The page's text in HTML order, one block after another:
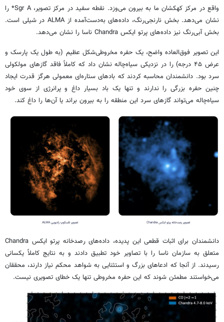
واقع در مرکز کهکشان ما به بیرون می‌وزد. نقطه سفید در مرکز تصویر، Sgr A* را
نشان می‌دهد. بخش نارنجی‌رنگ، داده‌های به‌دست‌آمده از ALMA در شیلی است.
بخش آبی‌رنگ نیز داده‌های پرتو ایکس Chandra ناسا را نشان می‌دهد.
این تصویر فوق‌العاده واضح، یک حفره مخروطی‌شکل عظیم (به طول یک پارسک و
عرض ۴۵ درجه) را در نزدیکی سیاه‌چاله نشان داد که کاملاً فاقد گازهای مولکولی
سرد بود. دانشمندان محاسبه کردند که بادهای ستاره‌ای معمولی هرگز قدرت ایجاد
چنین حفره بزرگی را ندارند و تنها یک باد بسیار داغ و پرانرژی از سوی خود
سیاه‌چاله می‌تواند گازهای سرد این منطقه را به بیرون براند یا آن‌ها را داغ کند.
دانشمندان برای اثبات قطعی این پدیده، داده‌های رصدخانه پرتو ایکس Chandra
متعلق به سازمان ناسا را با تصاویر خود تطبیق دادند و به نتایج کاملاً یکسانی
رسیدند. از آنجا که ادعاهای بزرگ و استثنایی به شواهد محکم نیاز دارند، محققان
می‌خواستند مطمئن شوند که این حفره مخروطی تنها یک خطای تصویری نیست.